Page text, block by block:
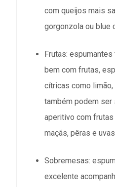
com queijos mais
gorgonzola ou blue
Frutas:
bem com frutas,
cítricas como limão,
também podem ser
aperitivo com
maçãs, pêras e
Sobremesas:
excelente